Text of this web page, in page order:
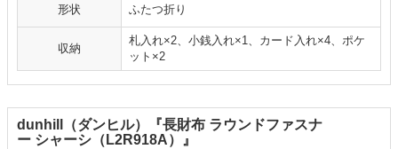
形状 ふたつ折り
収納
札入れ×2、小銭入れ×1、カード入れ×4、ポケ
ット×2
dunhill（ダンヒル）『長財布 ラウンドファスナ
ー シャーシ（L2R918A）』